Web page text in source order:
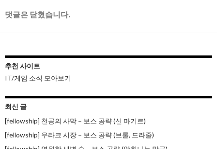
댓글은 닫혔습니다.
추천 사이트
IT/게임 소식 모아보기
최신 글
[fellowship] 천공의 사막 – 보스 공략 (신 마기르)
[fellowship] 우라크 시장 – 보스 공략 (브룰, 드라줄)